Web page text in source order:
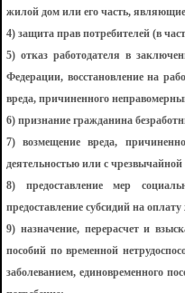
жилой дом или его часть,
4) защита прав потребителей (в
5) отказ работодателя в
Федерации, восстановление на
вреда, причиненного
6) признание гражданина
7) возмещение вреда,
деятельностью или с чрезвычайной
8) предоставление мер
предоставление субсидий на
9) назначение, перерасчет и
пособий по временной
заболеванием, единовременного